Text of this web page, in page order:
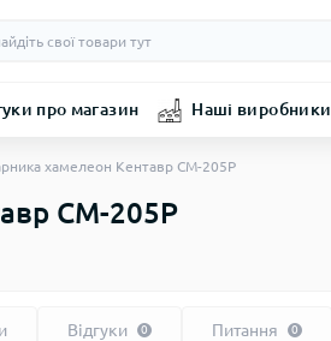
про магазин Наші виробники
хамелеон Кентавр СМ-205Р
СМ-205Р
Відгуки 0 Питання 0